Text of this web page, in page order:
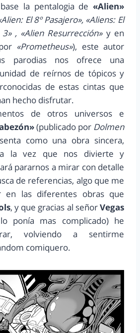
la pentalogia de «Alien»
El 8º Pasajero», «Aliens: El
, «Alien Resurrección»y en
«Prometheus»), este autor
parodias nos ofrece una
de reírnos de tópicos y
de estas cintas que
hecho disfrutar.
de otros universos e
(publicado por Dolmen
como una obra sincera,
la vez que nos divierte y
pararnos a mirar con detalle
de referencias, algo que me
en las diferentes obras que
, y que gracias al señorVegas
ponía mas complicado) he
volviendo a sentirme
comiquero.